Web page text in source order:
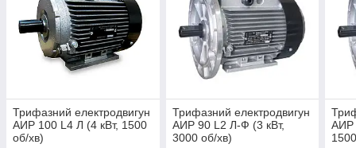
Трифазний електродвигун
АИР 100 L4 Л (4 кВт, 1500
об/хв)
Трифазний електродвигун
АИР 90 L2 Л-Ф (3 кВт,
3000 об/хв)
АИР